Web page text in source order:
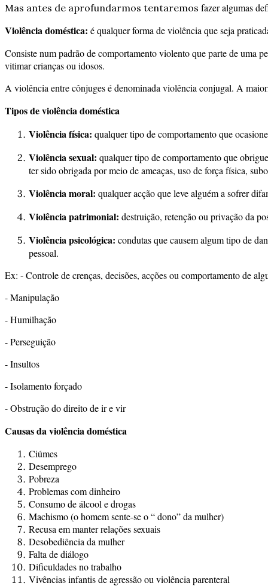
Mas antes de aprofundarmos tentaremos fazer algumas
Violência doméstica: é qualquer forma de violência que seja
Consiste num padrão de comportamento violento que parte de uma
vitimar crianças ou idosos.
A violência entre cônjuges é denominada violência conjugal. A
Tipos de violência doméstica
Violência física: qualquer tipo de comportamento que
Violência sexual: qualquer tipo de comportamento que
ter sido obrigada por meio de ameaças, uso de força física,
Violência moral: qualquer acção que leve alguém a sofrer
Violência patrimonial: destruição, retenção ou privação da
Violência psicológica: condutas que causem algum tipo de
pessoal.
Ex: - Controle de crenças, decisões, acções ou comportamento de
- Manipulação
- Humilhação
- Perseguição
- Insultos
- Isolamento forçado
- Obstrução do direito de ir e vir
Causas da violência doméstica
Ciúmes
Desemprego
Pobreza
Problemas com dinheiro
Consumo de álcool e drogas
Machismo (o homem sente-se o “ dono” da mulher)
Recusa em manter relações sexuais
Desobediência da mulher
Falta de diálogo
Dificuldades no trabalho
Vivências infantis de agressão ou violência parenteral